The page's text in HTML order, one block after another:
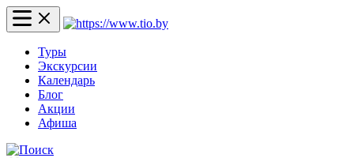
Туры
Экскурсии
Календарь
Блог
Акции
Афиша